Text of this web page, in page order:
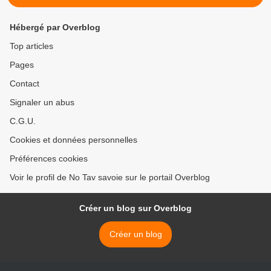
Hébergé par Overblog
Top articles
Pages
Contact
Signaler un abus
C.G.U.
Cookies et données personnelles
Préférences cookies
Voir le profil de No Tav savoie sur le portail Overblog
Créer un blog sur Overblog
Créer un blog